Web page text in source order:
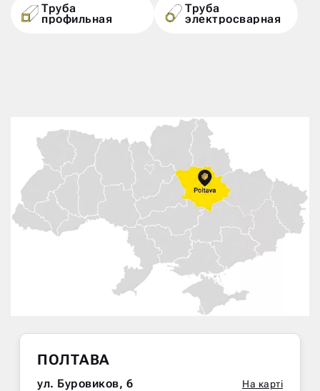
Труба
профильная
Труба
электросварная
ПОЛТАВА
ул. Буровиков, 6 На карті